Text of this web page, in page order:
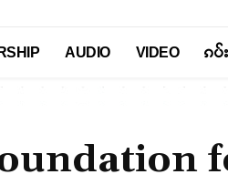
AUDIO VIDEO ၵပ်